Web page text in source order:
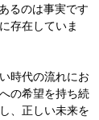
るのは事実です
存在していま
時代の流れにお
の希望を持ち続
、正しい未来を